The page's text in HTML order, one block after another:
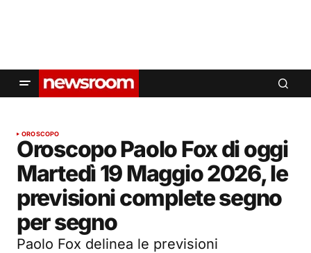
OROSCOPO
Oroscopo Paolo Fox di oggi
Martedì 19 Maggio 2026, le
previsioni complete segno
per segno
Paolo Fox delinea le previsioni